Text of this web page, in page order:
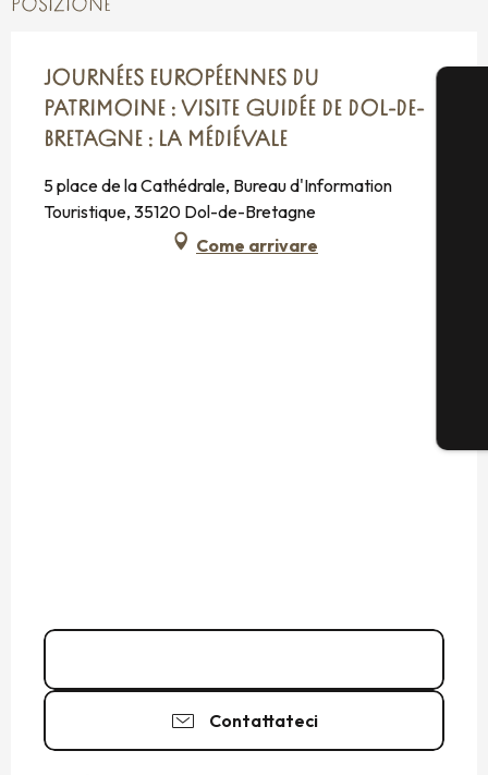
POSIZIONE
JOURNÉES EUROPÉENNES DU
PATRIMOINE : VISITE GUIDÉE DE DOL-DE-
BRETAGNE : LA MÉDIÉVALE
5 place de la Cathédrale, Bureau d'Information
Touristique, 35120 Dol-de-Bretagne
Come arrivare
Contattateci